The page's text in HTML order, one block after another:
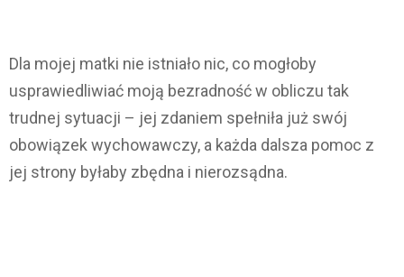
Dla mojej matki nie istniało nic, co mogłoby
usprawiedliwiać moją bezradność w obliczu tak
trudnej sytuacji – jej zdaniem spełniła już swój
obowiązek wychowawczy, a każda dalsza pomoc z
jej strony byłaby zbędna i nierozsądna.